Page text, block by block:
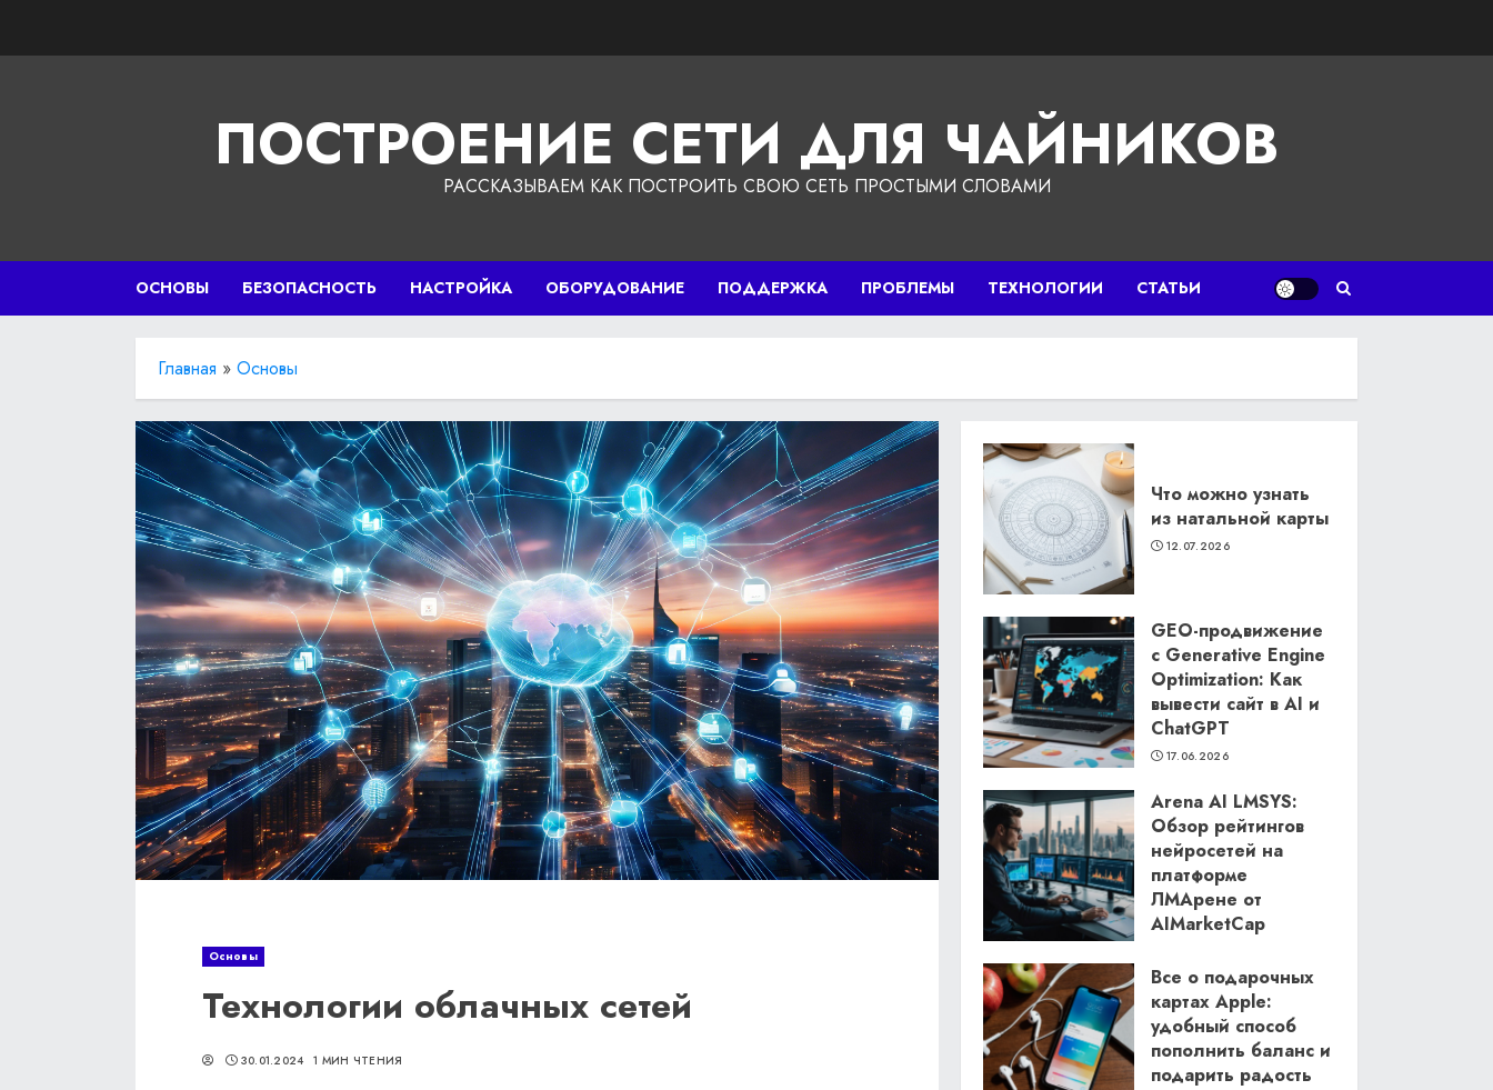
ПОСТРОЕНИЕ СЕТИ ДЛЯ ЧАЙНИКОВ
РАССКАЗЫВАЕМ КАК ПОСТРОИТЬ СВОЮ СЕТЬ ПРОСТЫМИ СЛОВАМИ
ОСНОВЫ БЕЗОПАСНОСТЬ НАСТРОЙКА ОБОРУДОВАНИЕ ПОДДЕРЖКА ПРОБЛЕМЫ ТЕХНОЛОГИИ СТАТЬИ
Главная » Основы
Основы
Технологии облачных сетей
30.01.2024 1 МИН ЧТЕНИЯ
Что можно узнать
из натальной карты
12.07.2026
GEO-продвижение
с Generative Engine
Optimization: Как
вывести сайт в AI и
ChatGPT
17.06.2026
Arena AI LMSYS:
Обзор рейтингов
нейросетей на
платформе
ЛМАрене от
AIMarketCap
Все о подарочных
картах Apple:
удобный способ
пополнить баланс и
подарить радость